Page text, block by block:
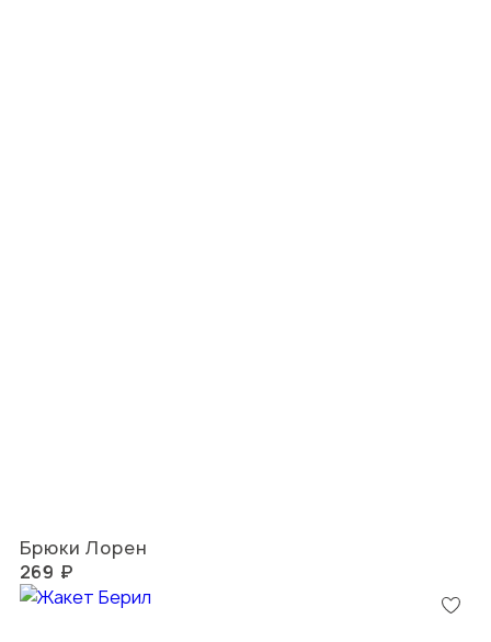
Брюки Лорен
269 ₽